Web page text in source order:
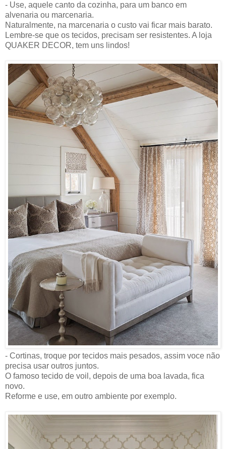
- Use, aquele canto da cozinha, para um banco em
alvenaria ou marcenaria.
Naturalmente, na marcenaria o custo vai ficar mais barato.
Lembre-se que os tecidos, precisam ser resistentes. A loja
QUAKER DECOR, tem uns lindos!
- Cortinas, troque por tecidos mais pesados, assim voce não
precisa usar outros juntos.
O famoso tecido de voil, depois de uma boa lavada, fica
novo.
Reforme e use, em outro ambiente por exemplo.